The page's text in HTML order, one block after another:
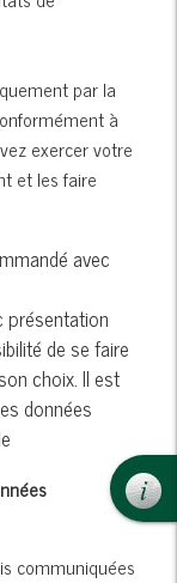
par la
à
exercer votre
et les faire
avec
présentation
de se faire
choix. Il est
données
communiquées